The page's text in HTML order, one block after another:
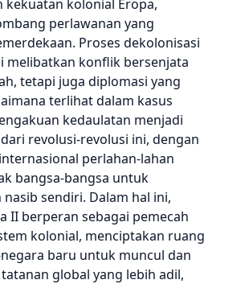
kekuatan kolonial Eropa,
perlawanan yang
Proses dekolonisasi
melibatkan konflik bersenjata
tetapi juga diplomasi yang
terlihat dalam kasus
kedaulatan menjadi
revolusi-revolusi ini, dengan
perlahan-lahan
bangsa-bangsa untuk
sendiri. Dalam hal ini,
II berperan sebagai pemecah
kolonial, menciptakan ruang
baru untuk muncul dan
global yang lebih adil,